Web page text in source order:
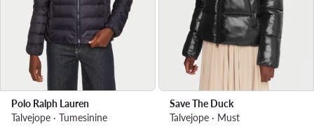
Polo Ralph Lauren
Talvejope · Tumesinine
Save The Duck
Talvejope · Must